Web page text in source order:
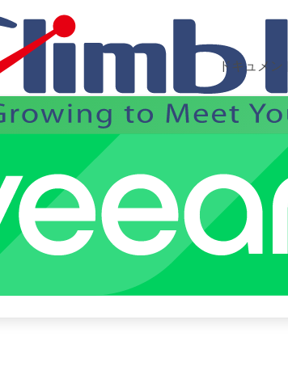
ドキュメン
が出力する3つの
なたは会員ですか ?
会員について